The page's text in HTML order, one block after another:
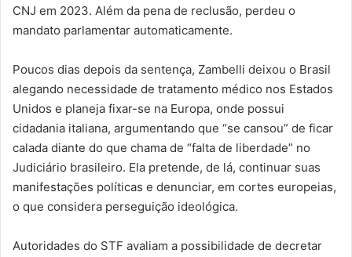
CNJ em 2023. Além da pena de reclusão, perdeu o
mandato parlamentar automaticamente.
Poucos dias depois da sentença, Zambelli deixou o Brasil
alegando necessidade de tratamento médico nos Estados
Unidos e planeja fixar-se na Europa, onde possui
cidadania italiana, argumentando que “se cansou” de ficar
calada diante do que chama de “falta de liberdade” no
Judiciário brasileiro. Ela pretende, de lá, continuar suas
manifestações políticas e denunciar, em cortes europeias,
o que considera perseguição ideológica.
Autoridades do STF avaliam a possibilidade de decretar